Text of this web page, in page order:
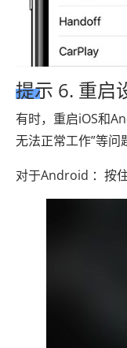
提示 6. 重启
有时，重启iOS和
无法正常工作”等问
对于Android ：按